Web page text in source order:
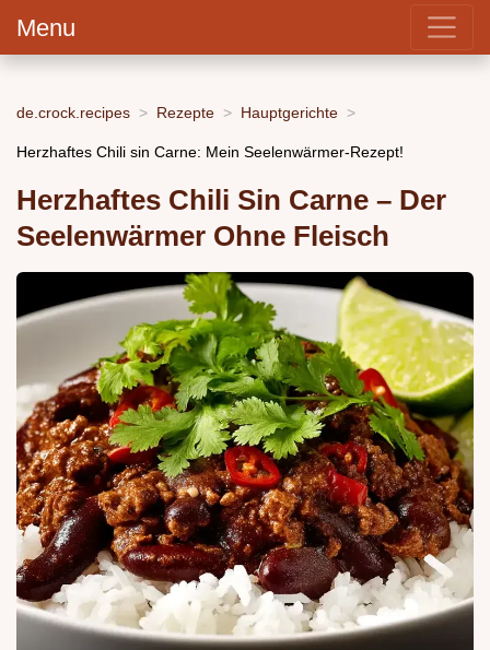
Menu
de.crock.recipes Rezepte Hauptgerichte
Herzhaftes Chili sin Carne: Mein Seelenwärmer-Rezept!
Herzhaftes Chili Sin Carne – Der
Seelenwärmer Ohne Fleisch